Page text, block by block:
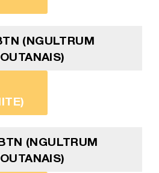
(NGULTRUM
(NGULTRUM